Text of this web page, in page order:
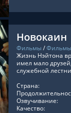
Новокаин
Фильмы/Фильмы
Жизнь Нэйтона
имел мало
служебной
Страна:
Озвучивание:
Качество: